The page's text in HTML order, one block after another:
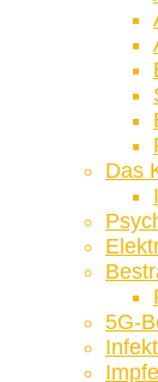
Das
5G-